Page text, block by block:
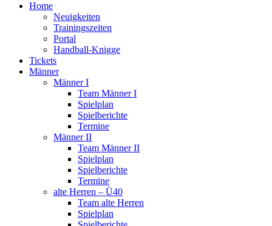
Home
Neuigkeiten
Trainingszeiten
Portal
Handball-Knigge
Tickets
Männer
Männer I
Team Männer I
Spielplan
Spielberichte
Termine
Männer II
Team Männer II
Spielplan
Spielberichte
Termine
alte Herren – Ü40
Team alte Herren
Spielplan